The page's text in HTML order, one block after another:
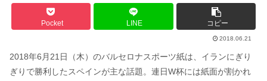
Pocket LINE コピー
2018.06.21
2018年6月21日（木）のバルセロナスポーツ紙は、イランにぎり
ぎりで勝利したスペインが主な話題。連日W杯には紙面が割かれ